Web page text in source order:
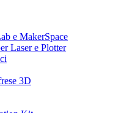
e MakerSpace
Laser e Plotter
3D